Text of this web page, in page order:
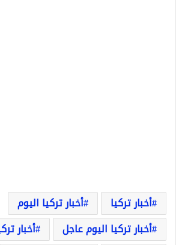
أخبار تركيا
أخبار تركيا اليوم
أخبار تركيا اليوم عاجل
أخبار